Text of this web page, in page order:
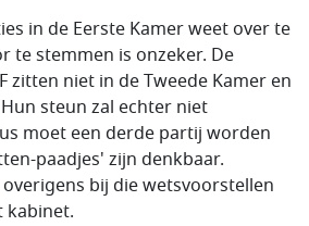
in de Eerste Kamer weet over te
te stemmen is onzeker. De
zitten niet in de Tweede Kamer en
steun zal echter niet
moet een derde partij worden
paadjes' zijn denkbaar.
bij die wetsvoorstellen
kabinet.